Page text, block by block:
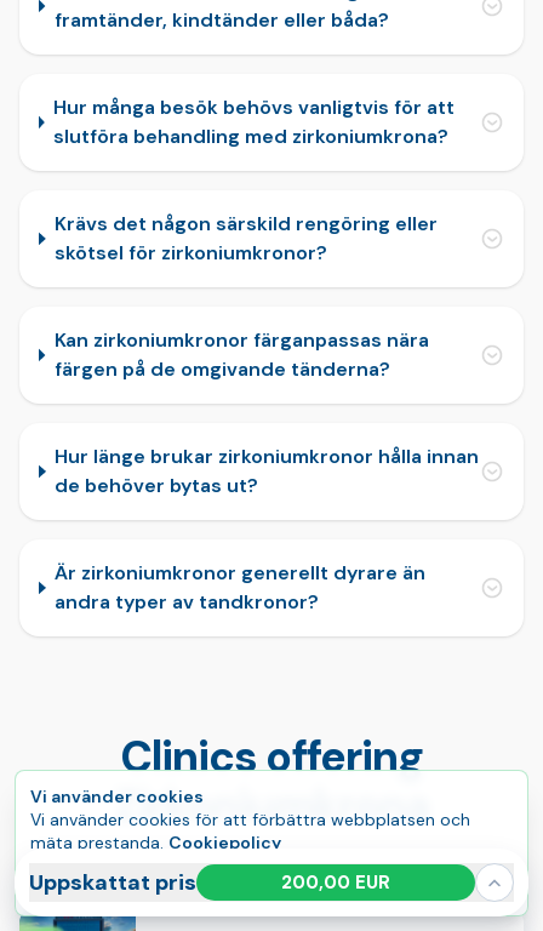
Uppskattat pris 200,00 EUR
framtänder, kindtänder eller båda?
Hur många besök behövs vanligtvis för att
slutföra behandling med zirkoniumkrona?
Krävs det någon särskild rengöring eller
skötsel för zirkoniumkronor?
Kan zirkoniumkronor färganpassas nära
färgen på de omgivande tänderna?
Hur länge brukar zirkoniumkronor hålla innan
de behöver bytas ut?
Är zirkoniumkronor generellt dyrare än
andra typer av tandkronor?
Clinics offering
Zirkoniumkrona
Vi använder cookies
Vi använder cookies för att förbättra webbplatsen och
mäta prestanda. Cookiepolicy
Acceptera alla
Hantera